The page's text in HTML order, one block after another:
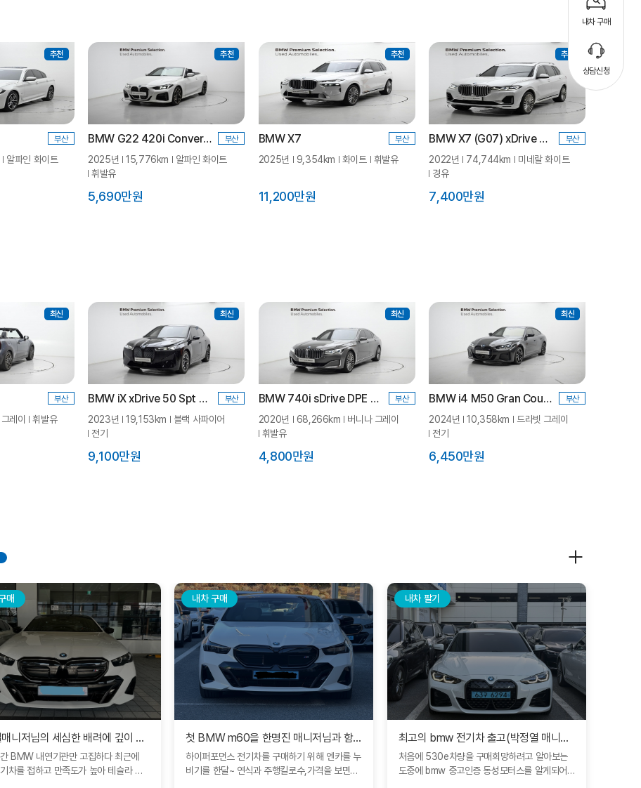
내차 구매
상담신청
추천
부산
알파인 화이트
추천
BMW G22 420i Convertible M Spt LCI 부산
2025년 15,776km
알파인 화이트
휘발유
5,690만원
추천
BMW X7 부산
2025년 9,354km 화이트 휘발유
11,200만원
추천
BMW X7 (G07) xDrive 40d 디자인 퓨어 엑셀런스 7인승 부산
2022년 74,744km
미네랄 화이트
경유
7,400만원
최신
부산
그레이 휘발유
최신
BMW iX xDrive 50 Spt Plus_P0-1 부산
2023년 19,153km
블랙 사파이어
전기
9,100만원
최신
BMW 740i sDrive DPE LCI 부산
2020년 68,266km 버니나 그레이
휘발유
4,800만원
최신
BMW i4 M50 Gran Coupe Pro_P3 부산
2024년 10,358km
드라빗 그레이
전기
6,450만원
매
박정열매니저님의 세심한 배려에 깊이 감사다릅니다.
BMW 내연기관만 고집하다 최근에
차를 접하고 만족도가 높아 테슬라 모
내차 구매
첫 BMW m60을 한명진 매니저님과 함께~~
하이퍼포먼스 전기차를 구매하기 위해 엔카를 누
비기를 한달~ 연식과 주행킬로수,가격을 보면서
내차 팔기
최고의 bmw 전기차 출고(박정열 매니저님)
처음에 530e차량을 구매희망하려고 알아보는
도중에 bmw 중고인증 동성모터스를 알게되어